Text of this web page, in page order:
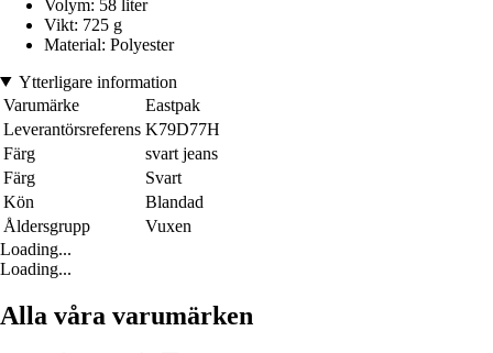
Volym: 58 liter
Vikt: 725 g
Material: Polyester
Ytterligare information
Varumärke
Eastpak
Leverantörsreferens K79D77H
Färg
svart jeans
Färg
Svart
Kön
Blandad
Åldersgrupp
Vuxen
Loading...
Loading...
Alla våra varumärken